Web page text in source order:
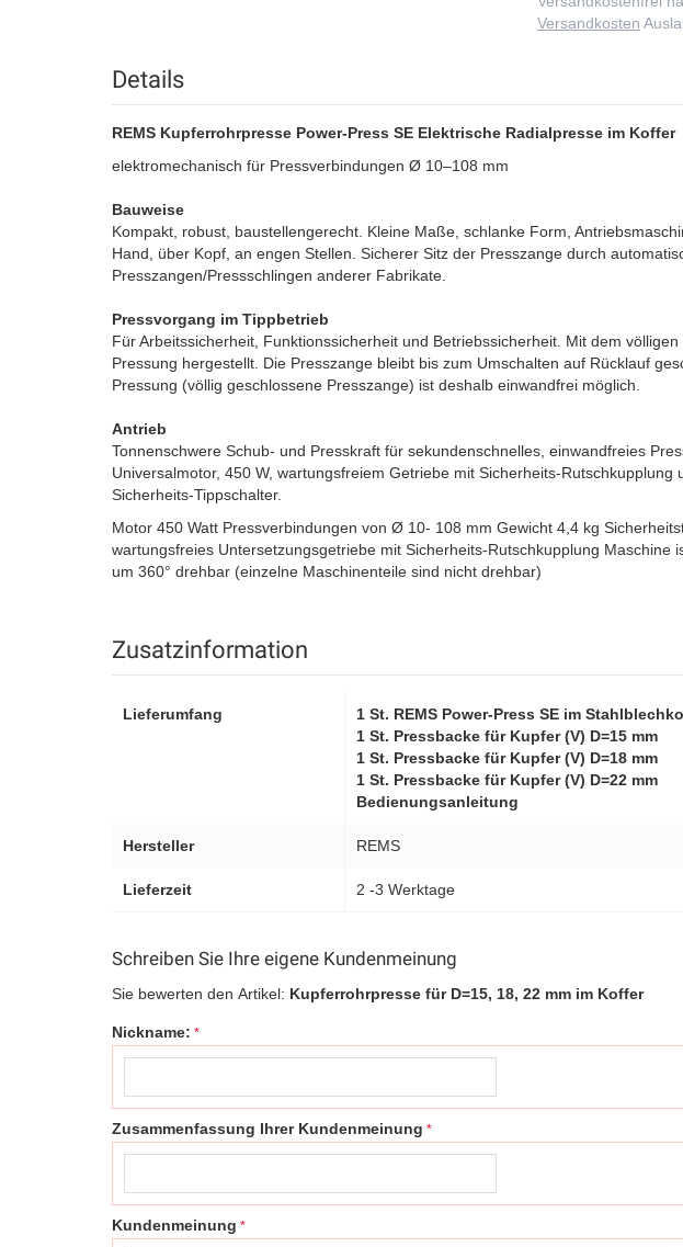
Versandkosten
Details
REMS Kupferrohrpresse Power-Press SE Elektrische Radialpresse im Koffer
elektromechanisch für Pressverbindungen Ø 10–108 mm
Bauweise
Kompakt, robust, baustellengerecht. Kleine Maße, schlanke Form,
Hand, über Kopf, an engen Stellen. Sicherer Sitz der Presszange durch
Presszangen/Pressschlingen anderer Fabrikate.
Pressvorgang im Tippbetrieb
Für Arbeitssicherheit, Funktionssicherheit und Betriebssicherheit. Mit dem
Pressung hergestellt. Die Presszange bleibt bis zum Umschalten auf Rücklauf
Pressung (völlig geschlossene Presszange) ist deshalb einwandfrei möglich.
Antrieb
Tonnenschwere Schub- und Presskraft für sekundenschnelles, einwandfreies
Universalmotor, 450 W, wartungsfreiem Getriebe mit Sicherheits-Rutschkupplung
Sicherheits-Tippschalter.
Motor 450 Watt Pressverbindungen von Ø 10- 108 mm Gewicht 4,4 kg
wartungsfreies Untersetzungsgetriebe mit Sicherheits-Rutschkupplung Maschine
um 360° drehbar (einzelne Maschinenteile sind nicht drehbar)
Zusatzinformation
Lieferumfang
1 St. REMS Power-Press SE im
1 St. Pressbacke für Kupfer (V) D=15 mm
1 St. Pressbacke für Kupfer (V) D=18 mm
1 St. Pressbacke für Kupfer (V) D=22 mm
Bedienungsanleitung
Hersteller REMS
Lieferzeit 2 -3 Werktage
Schreiben Sie Ihre eigene Kundenmeinung
Sie bewerten den Artikel: Kupferrohrpresse für D=15, 18, 22 mm im Koffer
Nickname:
Zusammenfassung Ihrer Kundenmeinung
Kundenmeinung